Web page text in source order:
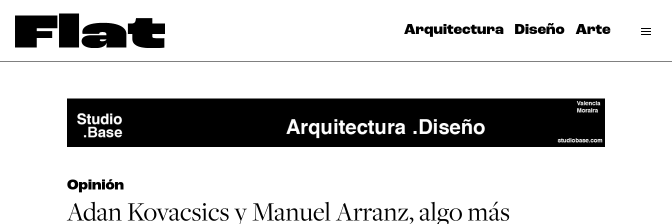
Arquitectura Diseño Arte
Opinión
Adan Kovacsics y Manuel Arranz, algo más